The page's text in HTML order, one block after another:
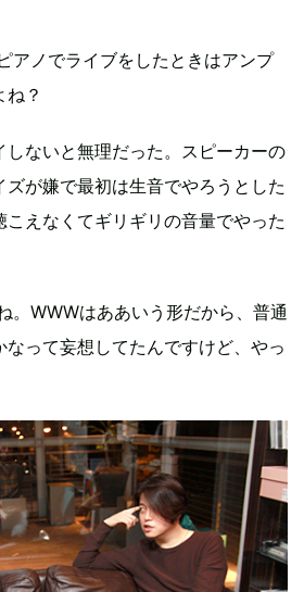
アノでライブをしたときはアンプ
ね？
しないと無理だった。スピーカーの
ズが嫌で最初は生音でやろうとした
えなくてギリギリの音量でやった
。WWWはああいう形だから、普通
って妄想してたんですけど、やっ